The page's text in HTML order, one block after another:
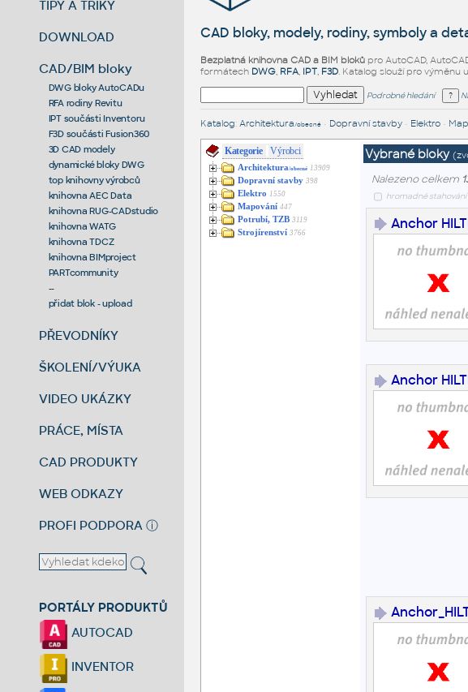
TIPY A TRIKY
DOWNLOAD
CAD/BIM bloky
DWG bloky AutoCADu
RFA rodiny Revitu
IPT součásti Inventoru
F3D součásti Fusion360
3D CAD modely
dynamické bloky DWG
top knihovny výrobců
knihovna AEC Data
knihovna RUG-CADstudio
knihovna WATG
knihovna TDCZ
knihovna BIMproject
PARTcommunity
--
přidat blok - upload
PŘEVODNÍKY
ŠKOLENÍ/VÝUKA
VIDEO UKÁZKY
PRÁCE, MÍSTA
CAD PRODUKTY
WEB ODKAZY
PROFI PODPORA ⓘ
PORTÁLY PRODUKTŮ
AUTOCAD
INVENTOR
CAD bloky, modely, rodiny, symboly a
Bezplatná knihovna CAD a BIM blokůpro AutoCAD,
formátech DWG, RFA, IPT, F3D. Katalog slouží pro výměnu
Podrobné hledání
Katalog: Architektura /obecné• Dopravní stavby• Elektro•
Kategorie Výrobci
Architektura/obecné 13909
Dopravní stavby 398
Elektro 1550
Mapování 447
Potrubí, TZB 3119
Strojírenství 3766
Vybrané bloky
Nalezeno celkem
hromadné
Anchor
Anchor